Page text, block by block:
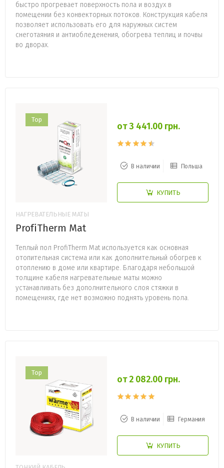
быстро прогревает поверхность пола и воздух в
помещении без конвекторных потоков. Конструкция кабеля
позволяет использовать его для наружных систем
снеготаяния и антиобледенения, обогрева теплиц и почвы
во дворах.
Top
от 3 441.00 грн.
В наличии Польша
КУПИТЬ
НАГРЕВАТЕЛЬНЫЕ МАТЫ
ProfiTherm Mat
Теплый пол ProfiTherm Mat используется как основная
отопительная система или как дополнительный обогрев к
отоплению в доме или квартире. Благодаря небольшой
толщине кабеля нагревательные маты можно
устанавливать без дополнительного слоя стяжки в
помещениях, где нет возможно поднять уровень пола.
Top
от 2 082.00 грн.
В наличии Германия
КУПИТЬ